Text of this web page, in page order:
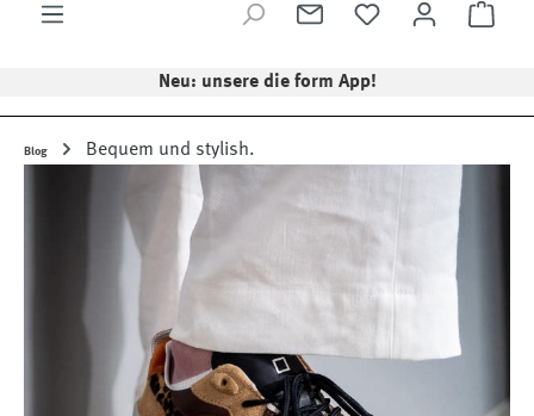
Neu: unsere die form App!
Blog Bequem und stylish.